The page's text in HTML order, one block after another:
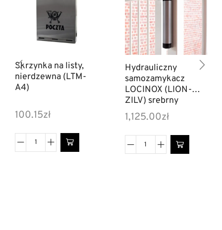
Skrzynka na listy,
nierdzewna (LTM-
A4)
100.15zł
Hydrauliczny
samozamykacz
LOCINOX (LION-
ZILV) srebrny
1,125.00zł